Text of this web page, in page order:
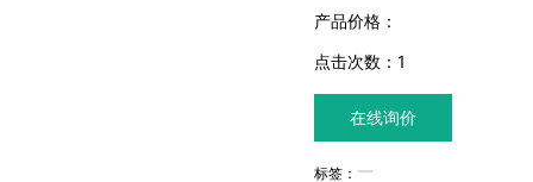
产品价格：
点击次数： 1
在线询价
标签：